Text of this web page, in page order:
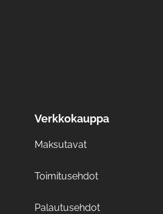
Verkkokauppa
Maksutavat
Toimitusehdot
Palautusehdot